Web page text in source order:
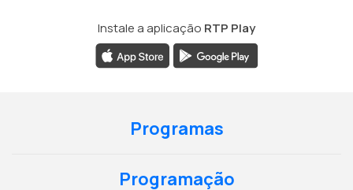
Instale a aplicação RTP Play
Programas
Programação